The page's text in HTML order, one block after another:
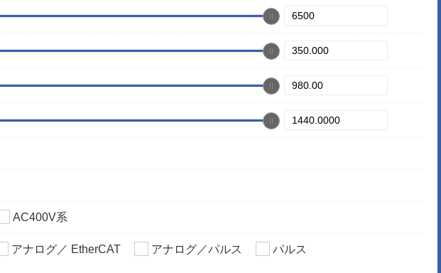
AC400V系
アナログ／ EtherCAT アナログ／パルス
パルス